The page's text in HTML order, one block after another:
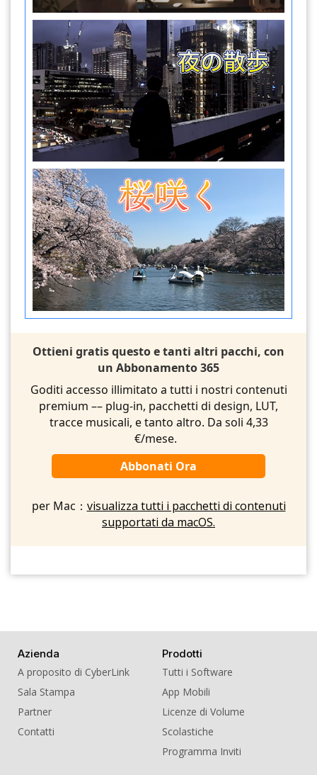
Ottieni gratis questo e tanti altri pacchi, con
un Abbonamento 365
Goditi accesso illimitato a tutti i nostri contenuti
premium –– plug-in, pacchetti di design, LUT,
tracce musicali, e tanto altro. Da soli 4,33
€/mese.
Abbonati Ora
per Mac： visualizza tutti i pacchetti di contenuti
supportati da macOS.
Azienda
A proposito di CyberLink
Sala Stampa
Partner
Contatti
Prodotti
Tutti i Software
App Mobili
Licenze di Volume
Scolastiche
Programma Inviti